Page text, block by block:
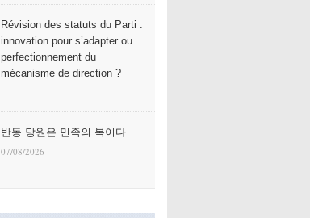
Révision des statuts du Parti :
innovation pour s’adapter ou
perfectionnement du
mécanisme de direction ?
반동 당원은 민족의 복이다
07/08/2026